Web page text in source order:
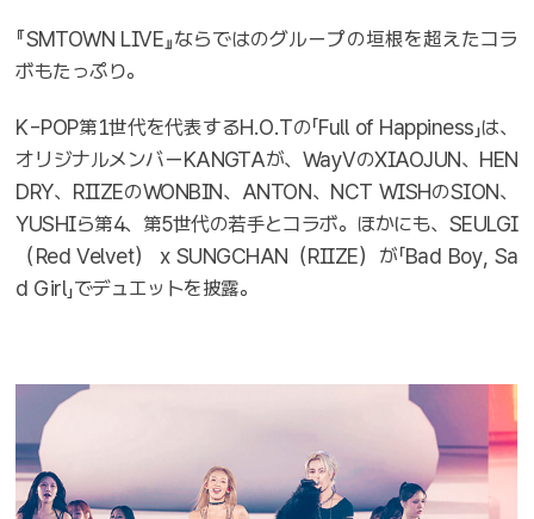
『SMTOWN LIVE』ならではのグループの垣根を超えたコラ
ボもたっぷり。
K-POP第1世代を代表するH.O.Tの「Full of Happiness」は、
オリジナルメンバーKANGTAが、WayVのXIAOJUN、HEN
DRY、RIIZEのWONBIN、ANTON、NCT WISHのSION、
YUSHIら第4、第5世代の若手とコラボ。ほかにも、SEULGI
（Red Velvet） x SUNGCHAN（RIIZE）が「Bad Boy, Sa
d Girl」でデュエットを披露。